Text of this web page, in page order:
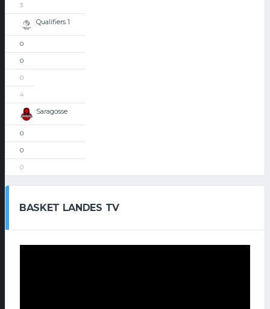
3
Qualifiers 1
0
0
0
4
Saragosse
0
0
0
BASKET LANDES TV